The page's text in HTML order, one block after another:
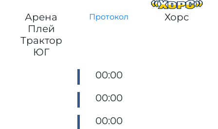
Арена
Плей
Трактор
ЮГ
Протокол Хорс
00:00
00:00
00:00